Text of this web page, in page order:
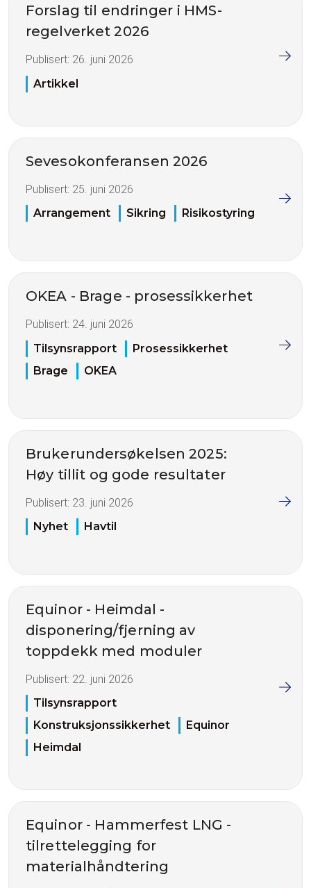
Forslag til endringer i HMS-
regelverket 2026
Publisert: 26. juni 2026
Artikkel
Sevesokonferansen 2026
Publisert: 25. juni 2026
Arrangement
Sikring Risikostyring
OKEA - Brage - prosessikkerhet
Publisert: 24. juni 2026
Tilsynsrapport
Prosessikkerhet
Brage
OKEA
Brukerundersøkelsen 2025:
Høy tillit og gode resultater
Publisert: 23. juni 2026
Nyhet
Havtil
Equinor - Heimdal -
disponering/fjerning av
toppdekk med moduler
Publisert: 22. juni 2026
Tilsynsrapport
Konstruksjonssikkerhet
Equinor
Heimdal
Equinor - Hammerfest LNG -
tilrettelegging for
materialhåndtering